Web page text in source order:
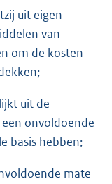
uit eigen
van
om de kosten
uit de
onvoldoende
basis hebben;
mate